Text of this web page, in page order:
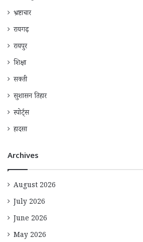
भ्रष्टाचार
रायगढ़
रायपुर
शिक्षा
सक्ती
सुशासन तिहार
स्पोर्ट्स
हादसा
Archives
August 2026
July 2026
June 2026
May 2026